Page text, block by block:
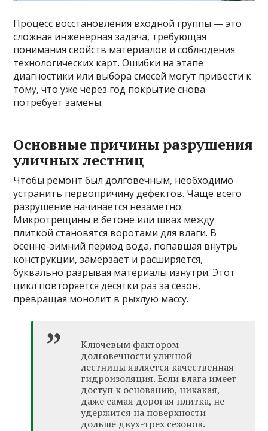
Процесс восстановления входной группы — это
сложная инженерная задача, требующая
понимания свойств материалов и соблюдения
технологических карт. Ошибки на этапе
диагностики или выбора смесей могут привести к
тому, что уже через год покрытие снова
потребует замены.
Основные причины разрушения
уличных лестниц
Чтобы ремонт был долговечным, необходимо
устранить первопричину дефектов. Чаще всего
разрушение начинается незаметно.
Микротрещины в бетоне или швах между
плиткой становятся воротами для влаги. В
осенне-зимний период вода, попавшая внутрь
конструкции, замерзает и расширяется,
буквально разрывая материалы изнутри. Этот
цикл повторяется десятки раз за сезон,
превращая монолит в рыхлую массу.
Ключевым фактором
долговечности уличной
лестницы является качественная
гидроизоляция. Если влага имеет
доступ к основанию, никакая,
даже самая дорогая плитка, не
удержится на поверхности
дольше двух-трех сезонов.